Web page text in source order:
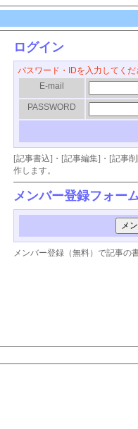
ログイン
パスワード・IDを入力してくだ
E-mail
PASSWORD
[記事書込]・[記事編集]・[記事
作します。
メンバー登録フォー
メンバー登録（無料）で記事の